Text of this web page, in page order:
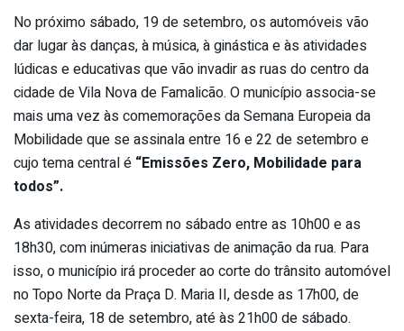
No próximo sábado, 19 de setembro, os automóveis vão
dar lugar às danças, à música, à ginástica e às atividades
lúdicas e educativas que vão invadir as ruas do centro da
cidade de Vila Nova de Famalicão. O município associa-se
mais uma vez às comemorações da Semana Europeia da
Mobilidade que se assinala entre 16 e 22 de setembro e
cujo tema central é “Emissões Zero, Mobilidade para
todos”.
As atividades decorrem no sábado entre as 10h00 e as
18h30, com inúmeras iniciativas de animação da rua. Para
isso, o município irá proceder ao corte do trânsito automóvel
no Topo Norte da Praça D. Maria II, desde as 17h00, de
sexta-feira, 18 de setembro, até às 21h00 de sábado.